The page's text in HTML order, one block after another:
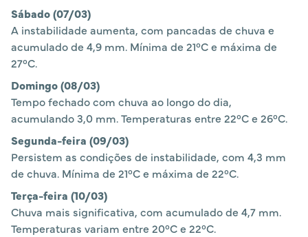
Sábado (07/03)
A instabilidade aumenta, com pancadas de chuva e
acumulado de 4,9 mm. Mínima de 21°C e máxima de
27°C.
Domingo (08/03)
Tempo fechado com chuva ao longo do dia,
acumulando 3,0 mm. Temperaturas entre 22°C e 26°C.
Segunda-feira (09/03)
Persistem as condições de instabilidade, com 4,3 mm
de chuva. Mínima de 21°C e máxima de 22°C.
Terça-feira (10/03)
Chuva mais significativa, com acumulado de 4,7 mm.
Temperaturas variam entre 20°C e 22°C.